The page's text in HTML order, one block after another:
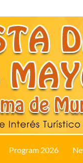
Program 2026